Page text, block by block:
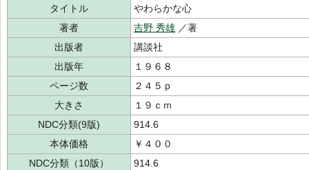
タイトル
やわらかな心
著者
吉野 秀雄 ／著
出版者
講談社
出版年
１９６８
ページ数
２４５ｐ
大きさ
１９ｃｍ
NDC分類(9版)
914.6
本体価格
￥４００
NDC分類（10版）
914.6